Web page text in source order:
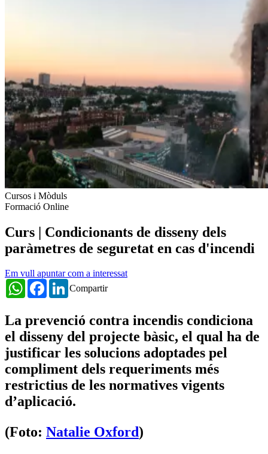
Cursos i Mòduls
Formació Online
Curs | Condicionants de disseny dels
paràmetres de seguretat en cas d'incendi
Em vull apuntar com a interessat
Compartir
WhatsAppFacebookLinkedIn
La prevenció contra incendis condiciona
el disseny del projecte bàsic, el qual ha de
justificar les solucions adoptades pel
compliment dels requeriments més
restrictius de les normatives vigents
d’aplicació.
(Foto: Natalie Oxford)